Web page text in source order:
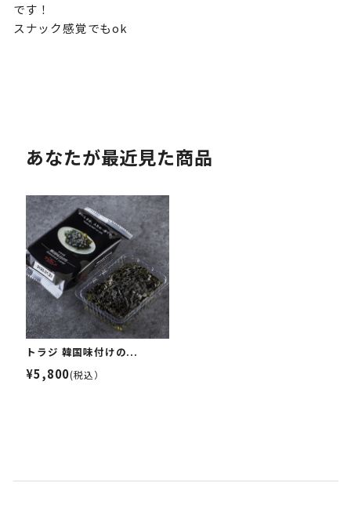
です！
スナック感覚でもok
あなたが最近見た商品
トラジ 韓国味付けの...
¥5,800(税込）